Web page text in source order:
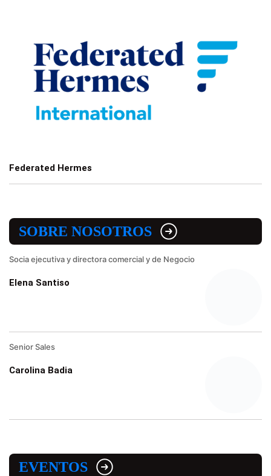
Federated Hermes
SOBRE NOSOTROS
Socia ejecutiva y directora comercial y de Negocio
Elena Santiso
Senior Sales
Carolina Badia
EVENTOS